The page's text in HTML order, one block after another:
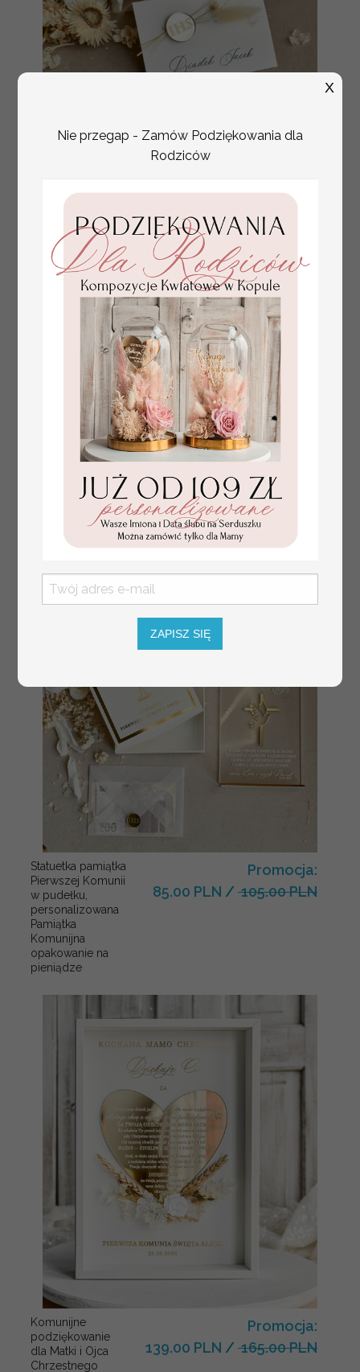
złote winietki na komunię, winietka
Prezent dla dziecka na narodziny
welurowy album na zdjęcia,
pamiątka z pierwszych lat życia
349.00 PLN
Statuetka pamiątka
Pierwszej Komunii
w pudełku,
personalizowana
Pamiątka
Komunijna
opakowanie na
pieniądze
Promocja:
85.00 PLN / 105.00 PLN
Komunijne
podziękowanie
dla Matki i Ojca
Chrzestnego
Promocja:
139.00 PLN / 165.00 PLN
Nie przegap - Zamów Podziękowania dla
Rodziców
ZAPISZ SIĘ
X